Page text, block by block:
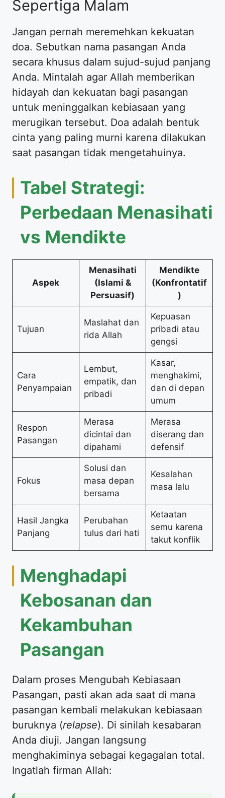
Sepertiga Malam
Jangan pernah meremehkan kekuatan
doa. Sebutkan nama pasangan Anda
secara khusus dalam sujud-sujud panjang
Anda. Mintalah agar Allah memberikan
hidayah dan kekuatan bagi pasangan
untuk meninggalkan kebiasaan yang
merugikan tersebut. Doa adalah bentuk
cinta yang paling murni karena dilakukan
saat pasangan tidak mengetahuinya.
Tabel Strategi:
Perbedaan Menasihati
vs Mendikte
Aspek
Menasihati
(Islami &
Persuasif)
Mendikte
(Konfrontatif
)
Tujuan
Maslahat dan
rida Allah
Kepuasan
pribadi atau
gengsi
Cara
Penyampaian
Lembut,
empatik, dan
pribadi
Kasar,
menghakimi,
dan di depan
umum
Respon
Pasangan
Merasa
dicintai dan
dipahami
Merasa
diserang dan
defensif
Fokus
Solusi dan
masa depan
bersama
Kesalahan
masa lalu
Hasil Jangka
Panjang
Perubahan
tulus dari hati
Ketaatan
semu karena
takut konflik
Menghadapi
Kebosanan dan
Kekambuhan
Pasangan
Dalam proses Mengubah Kebiasaan
Pasangan, pasti akan ada saat di mana
pasangan kembali melakukan kebiasaan
buruknya (relapse). Di sinilah kesabaran
Anda diuji. Jangan langsung
menghakiminya sebagai kegagalan total.
Ingatlah firman Allah: